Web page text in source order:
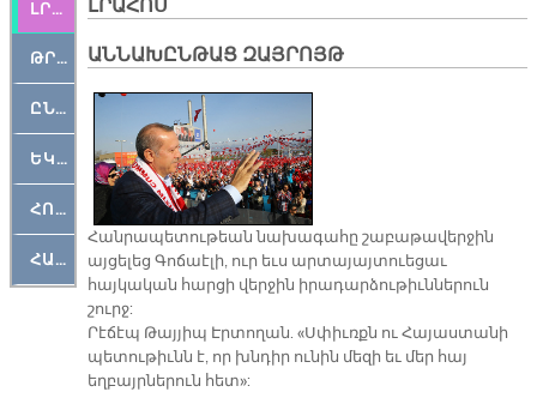
ԼՐԱՀՈՍ
ԹՐՔԱՀԱՅ ԿԵԱՆՔ
ԸՆԿԵՐԱՄՇԱԿՈՒԹԱՅԻՆ
ԵԿԵՂԵՑԱԿԱՆ
ՀՈԳԵՄՏԱՒՈՐ
ՀԱՐԹԱԿ
ԼՐԱՀՈՍ
ԱՆՆԱԽԸՆԹԱՑ ԶԱՅՐՈՅԹ
Հանրապետութեան նախագահը շաբաթավերջին
այցելեց Գոճաէլի, ուր եւս արտայայտուեցաւ
հայկական հարցի վերջին իրադարձութիւններուն
շուրջ:
Րէճէպ Թայյիպ Էրտողան. «Սփիւռքն ու Հայաստանի
պետութիւնն է, որ խնդիր ունին մեզի եւ մեր հայ
եղբայրներուն հետ»: